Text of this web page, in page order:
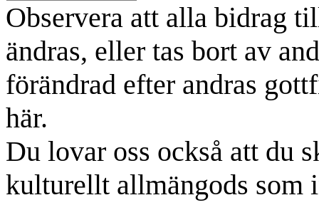
Observera att alla bidrag
ändras, eller tas bort av
förändrad efter andras
här.
Du lovar oss också att du
kulturellt allmängods som